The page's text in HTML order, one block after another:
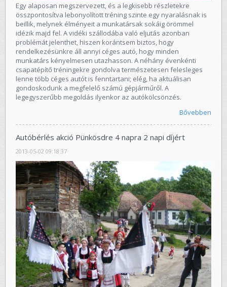
Egy alaposan megszervezett, és a legkisebb részletekre
összpontosítva lebonyolított tréning szinte egy nyaralásnak is
beillik, melynek élményeit a munkatársak sokáig örömmel
idézik majd fel. A vidéki szállodába való eljutás azonban
problémát jelenthet, hiszen korántsem biztos, hogy
rendelkezésünkre áll annyi céges autó, hogy minden
munkatárs kényelmesen utazhasson. A néhány évenkénti
csapatépítő tréningekre gondolva természetesen felesleges
lenne több céges autót is fenntartani; elég, ha aktuálisan
gondoskodunk a megfelelő számú gépjárműről. A
legegyszerűbb megoldás ilyenkor az autókölcsönzés.
Bővebben
Autóbérlés akció Pünkösdre 4 napra 2 napi díjért
2013-05-02 09:18:37